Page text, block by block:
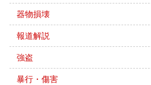
器物損壊
報道解説
強盗
暴行・傷害